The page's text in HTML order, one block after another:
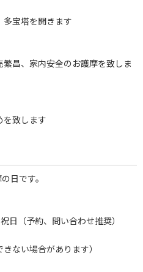
宝塔を開きます
昌、家内安全のお護摩を致しま
を致します
日です。
（予約、問い合わせ推奨）
ない場合があります）